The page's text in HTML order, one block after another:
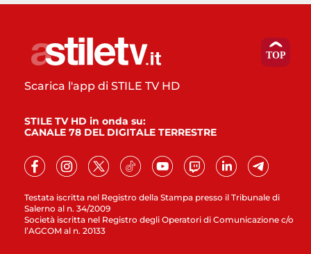
Testata iscritta nel Registro della Stampa presso il Tribunale di
Salerno al n. 34/2009
Società iscritta nel Registro degli Operatori di Comunicazione c/o
l’AGCOM al n. 20133
Scarica l'app di STILE TV HD
STILE TV HD in onda su:
CANALE 78 DEL DIGITALE TERRESTRE